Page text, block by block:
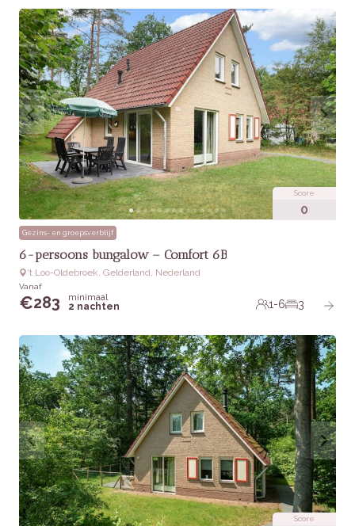
Score
0
Gezins- en groepsverblijf
6-persoons bungalow – Comfort 6B
‘t Loo-Oldebroek, Gelderland, Nederland
Vanaf
€283
minimaal
2 nachten
1-6 3
Score